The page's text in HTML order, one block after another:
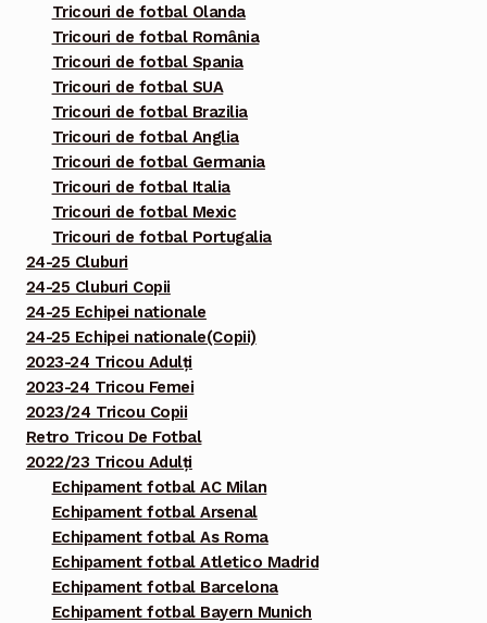
Tricouri de fotbal Olanda
Tricouri de fotbal România
Tricouri de fotbal Spania
Tricouri de fotbal SUA
Tricouri de fotbal Brazilia
Tricouri de fotbal Anglia
Tricouri de fotbal Germania
Tricouri de fotbal Italia
Tricouri de fotbal Mexic
Tricouri de fotbal Portugalia
24-25 Cluburi
24-25 Cluburi Copii
24-25 Echipei nationale
24-25 Echipei nationale(Copii)
2023-24 Tricou Adulți
2023-24 Tricou Femei
2023/24 Tricou Copii
Retro Tricou De Fotbal
2022/23 Tricou Adulți
Echipament fotbal AC Milan
Echipament fotbal Arsenal
Echipament fotbal As Roma
Echipament fotbal Atletico Madrid
Echipament fotbal Barcelona
Echipament fotbal Bayern Munich